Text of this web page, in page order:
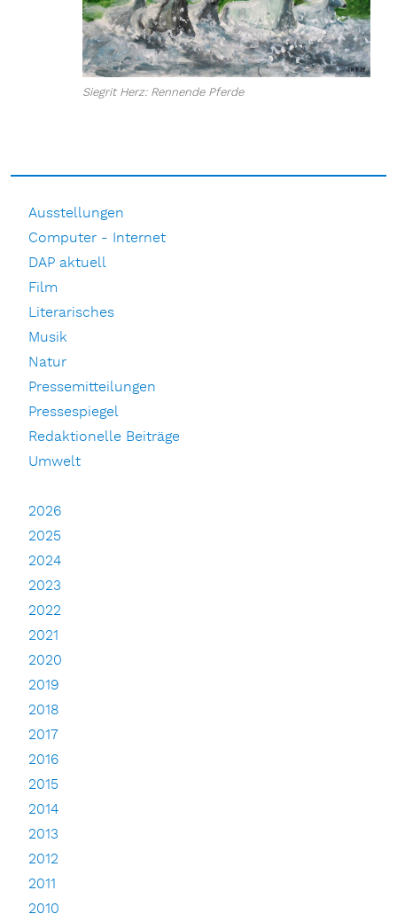
Siegrit Herz: Rennende Pferde
Ausstellungen
Computer - Internet
DAP aktuell
Film
Literarisches
Musik
Natur
Pressemitteilungen
Pressespiegel
Redaktionelle Beiträge
Umwelt
2026
2025
2024
2023
2022
2021
2020
2019
2018
2017
2016
2015
2014
2013
2012
2011
2010